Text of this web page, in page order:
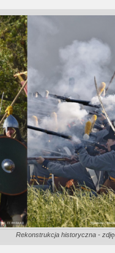
Rekonstrukcja historyczna -